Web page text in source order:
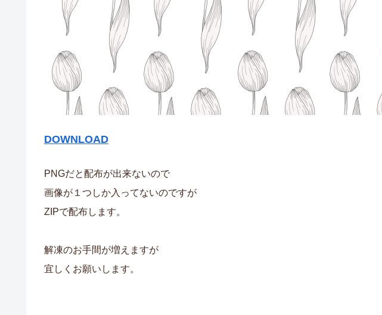
DOWNLOAD
PNGだと配布が出来ないので
画像が１つしか入ってないのですが
ZIPで配布します。
解凍のお手間が増えますが
宜しくお願いします。